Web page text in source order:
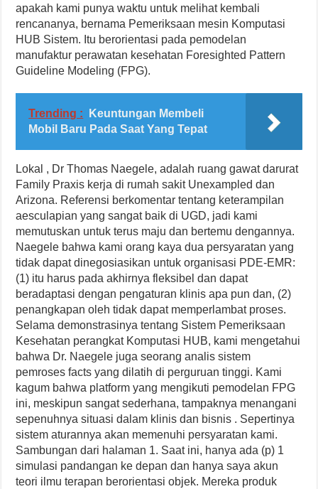
apakah kami punya waktu untuk melihat kembali
rencananya, bernama Pemeriksaan mesin Komputasi
HUB Sistem. Itu berorientasi pada pemodelan
manufaktur perawatan kesehatan Foresighted Pattern
Guideline Modeling (FPG).
Trending :
Keuntungan Membeli
Mobil Baru Pada Saat Yang Tepat
Lokal , Dr Thomas Naegele, adalah ruang gawat darurat
Family Praxis kerja di rumah sakit Unexampled dan
Arizona. Referensi berkomentar tentang keterampilan
aesculapian yang sangat baik di UGD, jadi kami
memutuskan untuk terus maju dan bertemu dengannya.
Naegele bahwa kami orang kaya dua persyaratan yang
tidak dapat dinegosiasikan untuk organisasi PDE-EMR:
(1) itu harus pada akhirnya fleksibel dan dapat
beradaptasi dengan pengaturan klinis apa pun dan, (2)
penangkapan oleh tidak dapat memperlambat proses.
Selama demonstrasinya tentang Sistem Pemeriksaan
Kesehatan perangkat Komputasi HUB, kami mengetahui
bahwa Dr. Naegele juga seorang analis sistem
pemroses facts yang dilatih di perguruan tinggi. Kami
kagum bahwa platform yang mengikuti pemodelan FPG
ini, meskipun sangat sederhana, tampaknya menangani
sepenuhnya situasi dalam klinis dan bisnis . Sepertinya
sistem aturannya akan memenuhi persyaratan kami.
Sambungan dari halaman 1. Saat ini, hanya ada (p) 1
simulasi pandangan ke depan dan hanya saya akun
teori ilmu terapan berorientasi objek. Mereka produk